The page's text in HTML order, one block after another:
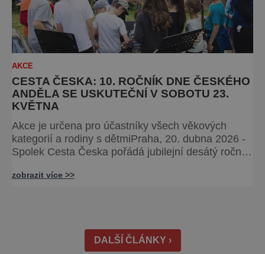
AKCE
CESTA ČESKA: 10. ROČNÍK DNE ČESKÉHO
ANDĚLA SE USKUTEČNÍ V SOBOTU 23.
KVĚTNA
Akce je určena pro účastníky všech věkových
kategorií a rodiny s dětmiPraha, 20. dubna 2026 -
Spolek Cesta Česka pořádá jubilejní desátý ročník
23. května 2026 v obci Ctiněves, začíná v 10 hodin
určena široké veřejnost
zobrazit více >>
DALŠÍ ČLÁNKY ›